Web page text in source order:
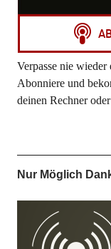
Verpasse nie wieder
Abonniere und
deinen Rechner
Nur Möglich